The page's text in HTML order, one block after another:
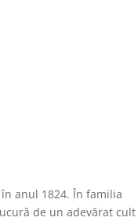
anul 1824. În familia
de un adevărat